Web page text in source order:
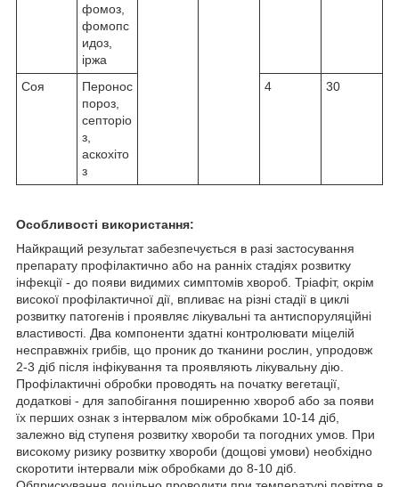
фомоз,
фомопс
идоз,
іржа
Соя
Перонос
пороз,
септоріо
з,
аскохіто
з
4 30
Особливості використання:
Найкращий результат забезпечується в разі застосування
препарату профілактично або на ранніх стадіях розвитку
інфекції - до появи видимих симптомів хвороб. Тріафіт, окрім
високої профілактичної дії, впливає на різні стадії в циклі
розвитку патогенів і проявляє лікувальні та антиспоруляційні
властивості. Два компоненти здатні контролювати міцелій
несправжніх грибів, що проник до тканини рослин, упродовж
2-3 діб після інфікування та проявляють лікувальну дію.
Профілактичні обробки проводять на початку вегетації,
додаткові - для запобігання поширенню хвороб або за появи
їх перших ознак з інтервалом між обробками 10-14 діб,
залежно від ступеня розвитку хвороби та погодних умов. При
високому ризику розвитку хвороби (дощові умови) необхідно
скоротити інтервали між обробками до 8-10 діб.